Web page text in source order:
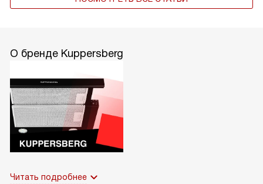
О бренде Kuppersberg
Читать подробнее